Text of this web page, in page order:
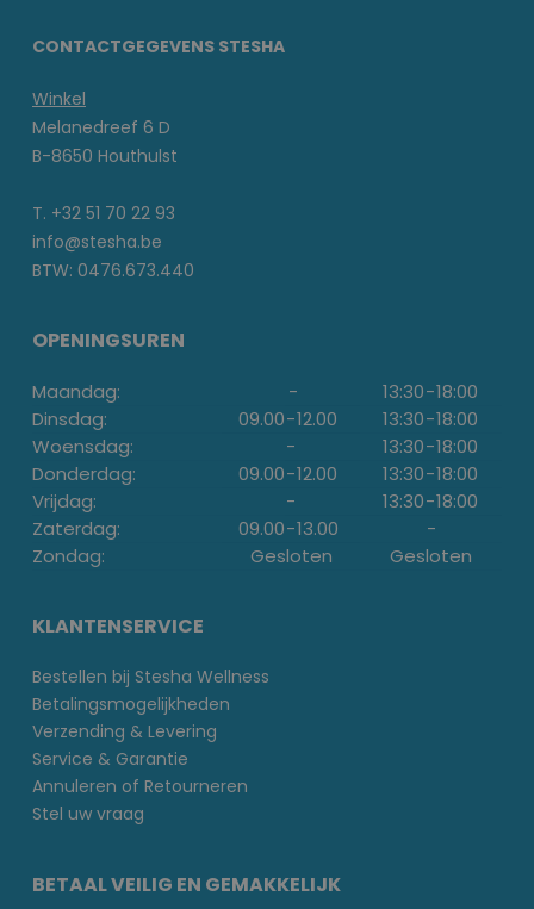
CONTACTGEGEVENS STESHA
Winkel
Melanedreef 6 D
B-8650 Houthulst
T. +32 51 70 22 93
info@stesha.be
BTW: 0476.673.440
OPENINGSUREN
Maandag: - 13:30-18:00
Dinsdag:
09.00-12.00 13:30-18:00
Woensdag:
- 13:30-18:00
Donderdag:
09.00-12.00 13:30-18:00
Vrijdag:
- 13:30-18:00
Zaterdag:
09.00-13.00
-
Zondag:
Gesloten Gesloten
KLANTENSERVICE
Bestellen bij Stesha Wellness
Betalingsmogelijkheden
Verzending & Levering
Service & Garantie
Annuleren of Retourneren
Stel uw vraag
BETAAL VEILIG EN GEMAKKELIJK